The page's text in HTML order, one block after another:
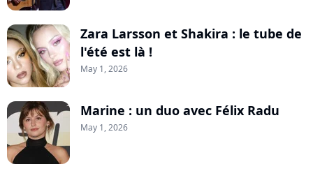
Zara Larsson et Shakira : le tube de
l'été est là !
May 1, 2026
Marine : un duo avec Félix Radu
May 1, 2026